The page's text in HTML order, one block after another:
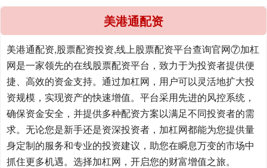
美港通配资
美港通配资,股票配资投资,线上股票配资平台查询官网⑦加杠
网是一家领先的在线股票配资平台，致力于为投资者提供便
捷、高效的资金支持。通过加杠网，用户可以灵活地扩大投
资规模，实现资产的快速增值。平台采用先进的风控系统，
确保资金安全，并提供多种配资方案以满足不同投资者的需
求。无论您是新手还是资深投资者，加杠网都能为您提供量
身定制的服务和专业的投资建议，助您在瞬息万变的市场中
抓住更多机遇。选择加杠网，开启您的财富增值之旅。